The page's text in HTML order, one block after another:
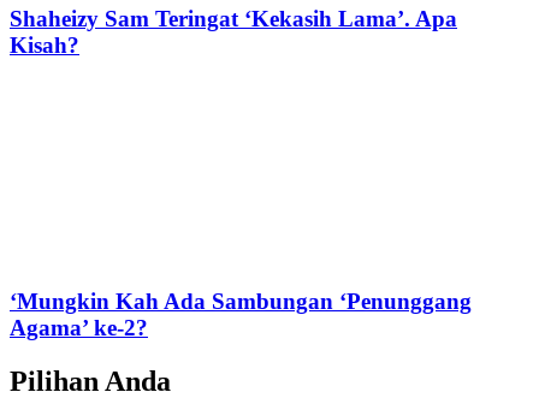
Shaheizy Sam Teringat ‘Kekasih Lama’. Apa
Kisah?
‘Mungkin Kah Ada Sambungan ‘Penunggang
Agama’ ke-2?
Pilihan Anda